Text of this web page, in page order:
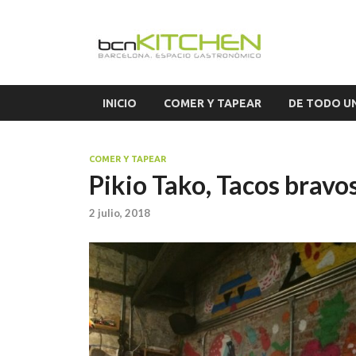
INICIO COMER Y TAPEAR DE TODO
COMER Y TAPEAR
Pikio Tako, Tacos
2 julio, 2018